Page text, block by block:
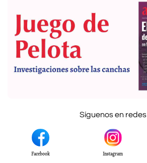
Síguenos en redes
Facebook Instagram